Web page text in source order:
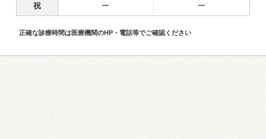
祝 ー ー
正確な診療時間は医療機関のHP・電話等でご確認ください